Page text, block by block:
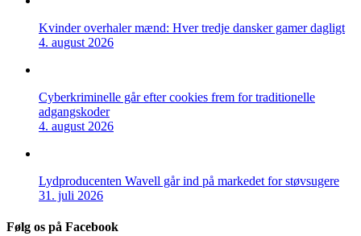
Kvinder overhaler mænd: Hver tredje dansker gamer dagligt
4. august 2026
Cyberkriminelle går efter cookies frem for traditionelle
adgangskoder
4. august 2026
Lydproducenten Wavell går ind på markedet for støvsugere
31. juli 2026
Følg os på Facebook